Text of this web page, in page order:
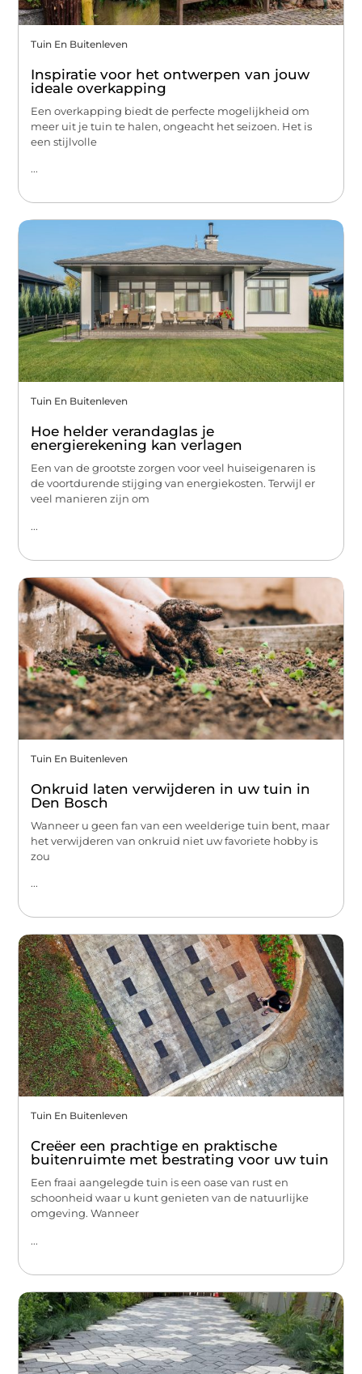
Tuin En Buitenleven
Inspiratie voor het ontwerpen van jouw
ideale overkapping
Een overkapping biedt de perfecte mogelijkheid om
meer uit je tuin te halen, ongeacht het seizoen. Het is
een stijlvolle
...
Tuin En Buitenleven
Hoe helder verandaglas je
energierekening kan verlagen
Een van de grootste zorgen voor veel huiseigenaren is
de voortdurende stijging van energiekosten. Terwijl er
veel manieren zijn om
...
Tuin En Buitenleven
Onkruid laten verwijderen in uw tuin in
Den Bosch
Wanneer u geen fan van een weelderige tuin bent, maar
het verwijderen van onkruid niet uw favoriete hobby is
zou
...
Tuin En Buitenleven
Creëer een prachtige en praktische
buitenruimte met bestrating voor uw tuin
Een fraai aangelegde tuin is een oase van rust en
schoonheid waar u kunt genieten van de natuurlijke
omgeving. Wanneer
...